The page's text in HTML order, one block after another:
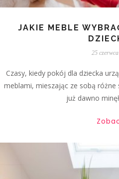
JAKIE MEBLE
25
Czasy, kiedy pokój dla dziecka
meblami, mieszając ze sobą
już dawno